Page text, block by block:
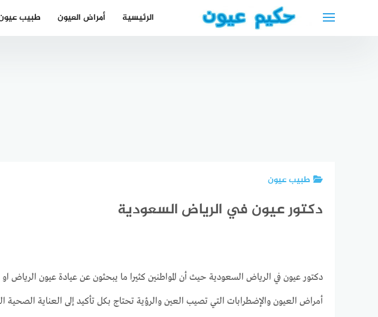
الرئيسية أمراض العيون طبيب
طبيب عيون
دكتور عيون في الرياض السعودية
دكتور عيون في الرياض السعودية حيث أن المواطنين كثيرا ما يبحثون عن عيادة عيون الرياض
أمراض العيون والإضطرابات التي تصيب العين والرؤية تحتاج بكل تأكيد إلى العناية الصحية